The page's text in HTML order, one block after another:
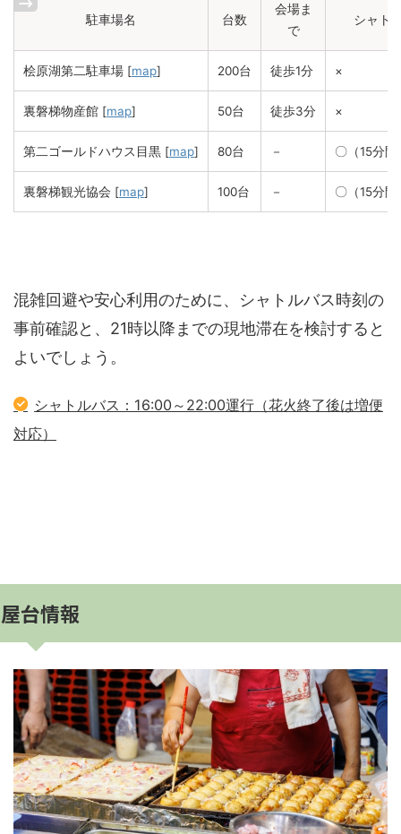
駐車場名 台数
会場ま
で
シャト
桧原湖第二駐車場 [map] 200台 徒歩1分 ×
裏磐梯物産館 [map] 50台 徒歩3分 ×
第二ゴールドハウス目黒 [map] 80台 － 〇（15分間
裏磐梯観光協会 [map] 100台 － 〇（15分間
混雑回避や安心利用のために、シャトルバス時刻の
事前確認と、21時以降までの現地滞在を検討すると
よいでしょう。
シャトルバス：16:00～22:00運行（花火終了後は増便
対応）
屋台情報